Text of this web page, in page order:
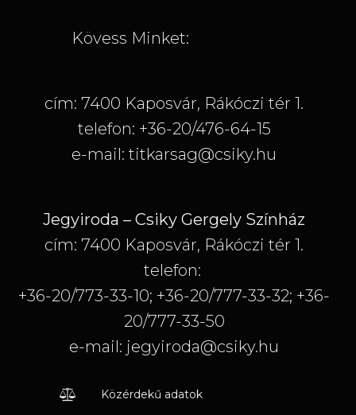
Kövess Minket:
cím: 7400 Kaposvár, Rákóczi tér 1.
telefon: +36-20/476-64-15
e-mail: titkarsag@csiky.hu
Jegyiroda – Csiky Gergely Színház
cím: 7400 Kaposvár, Rákóczi tér 1.
telefon:
+36-20/773-33-10; +36-20/777-33-32; +36-
20/777-33-50
e-mail: jegyiroda@csiky.hu
Közérdekű adatok